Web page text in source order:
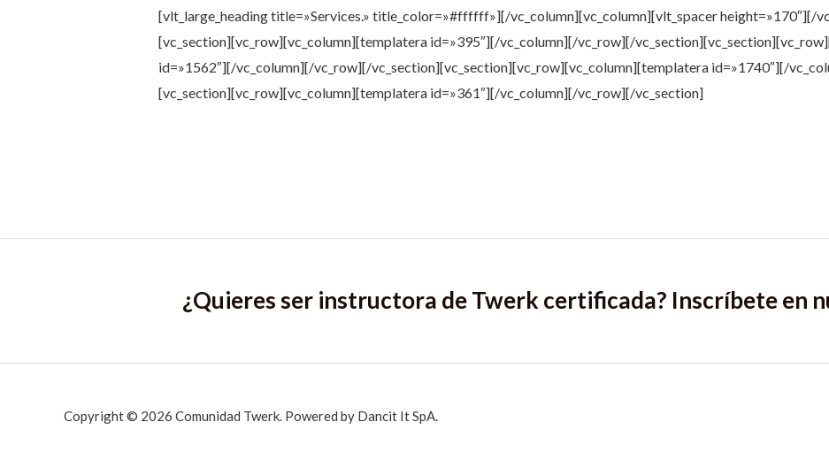
[vlt_large_heading title=»Services.» title_color=»#ffffff»][/vc_column][vc_column][vlt_spacer height=»170″][/
[vc_section][vc_row][vc_column][templatera id=»395″][/vc_column][/vc_row][/
id=»1562″][/vc_column][/vc_row][/vc_section][vc_section][vc_row][vc_column][templatera id=»1740″][/
[vc_section][vc_row][vc_column][templatera id=»361″][/vc_column][/vc_row][/vc_section]
¿Quieres ser instructora de Twerk certificada? Inscríbete en
Copyright © 2026 Comunidad Twerk. Powered by Dancit It SpA.